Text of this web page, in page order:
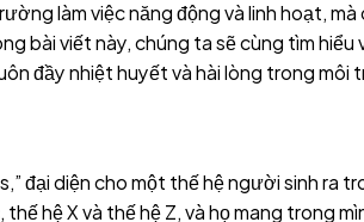
làm việc năng động và linh hoạt,
bài viết này, chúng ta sẽ cùng tìm
đầy nhiệt huyết và hài lòng trong môi
đại diện cho một thế hệ người sinh ra
thế hệ X và thế hệ Z, và họ mang trong